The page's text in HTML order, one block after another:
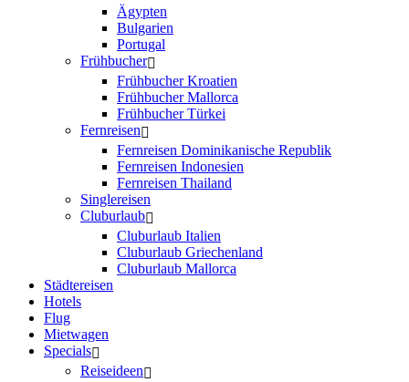
Ägypten
Bulgarien
Portugal
Frühbucher
Frühbucher Kroatien
Frühbucher Mallorca
Frühbucher Türkei
Fernreisen
Fernreisen Dominikanische Republik
Fernreisen Indonesien
Fernreisen Thailand
Singlereisen
Cluburlaub
Cluburlaub Italien
Cluburlaub Griechenland
Cluburlaub Mallorca
Städtereisen
Hotels
Flug
Mietwagen
Specials
Reiseideen